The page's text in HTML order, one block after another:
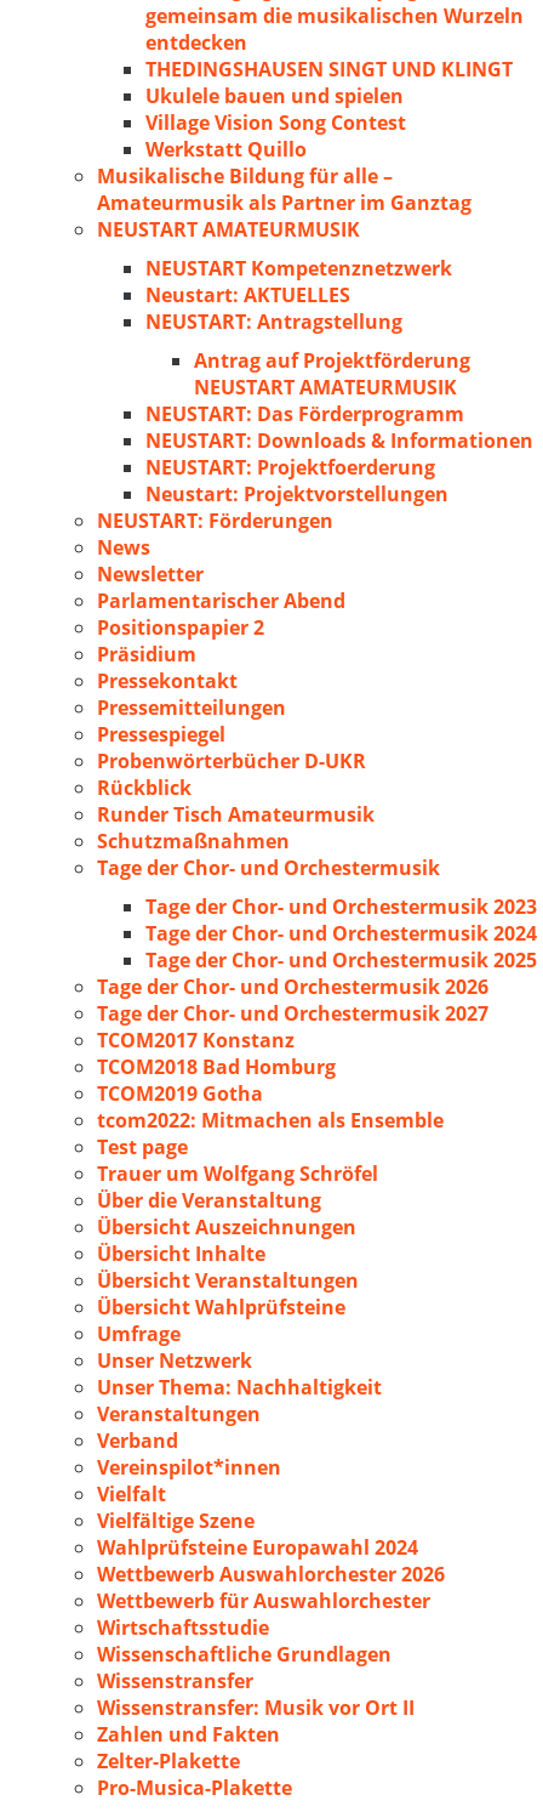
gemeinsam die musikalischen Wurzeln
entdecken
THEDINGSHAUSEN SINGT UND KLINGT
Ukulele bauen und spielen
Village Vision Song Contest
Werkstatt Quillo
Musikalische Bildung für alle –
Amateurmusik als Partner im Ganztag
NEUSTART AMATEURMUSIK
NEUSTART Kompetenznetzwerk
Neustart: AKTUELLES
NEUSTART: Antragstellung
Antrag auf Projektförderung
NEUSTART AMATEURMUSIK
NEUSTART: Das Förderprogramm
NEUSTART: Downloads & Informationen
NEUSTART: Projektfoerderung
Neustart: Projektvorstellungen
NEUSTART: Förderungen
News
Newsletter
Parlamentarischer Abend
Positionspapier 2
Präsidium
Pressekontakt
Pressemitteilungen
Pressespiegel
Probenwörterbücher D-UKR
Rückblick
Runder Tisch Amateurmusik
Schutzmaßnahmen
Tage der Chor- und Orchestermusik
Tage der Chor- und Orchestermusik 2023
Tage der Chor- und Orchestermusik 2024
Tage der Chor- und Orchestermusik 2025
Tage der Chor- und Orchestermusik 2026
Tage der Chor- und Orchestermusik 2027
TCOM2017 Konstanz
TCOM2018 Bad Homburg
TCOM2019 Gotha
tcom2022: Mitmachen als Ensemble
Test page
Trauer um Wolfgang Schröfel
Über die Veranstaltung
Übersicht Auszeichnungen
Übersicht Inhalte
Übersicht Veranstaltungen
Übersicht Wahlprüfsteine
Umfrage
Unser Netzwerk
Unser Thema: Nachhaltigkeit
Veranstaltungen
Verband
Vereinspilot*innen
Vielfalt
Vielfältige Szene
Wahlprüfsteine Europawahl 2024
Wettbewerb Auswahlorchester 2026
Wettbewerb für Auswahlorchester
Wirtschaftsstudie
Wissenschaftliche Grundlagen
Wissenstransfer
Wissenstransfer: Musik vor Ort II
Zahlen und Fakten
Zelter-Plakette
Pro-Musica-Plakette